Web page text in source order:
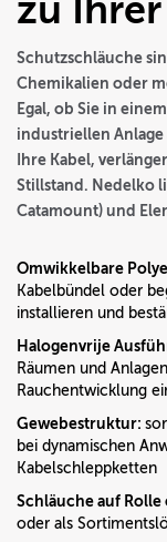
zu
Schutzschläuche
Chemikalien oder
Egal, ob Sie in
industriellen
Ihre Kabel,
Stillstand. Nedelko
Catamount) und
Omwikkelbare
Kabelbündel oder
installieren und
Halogenvrije
Räumen und
Rauchentwicklung
Gewebestruktur:
bei dynamischen
Kabelschleppketten
Schläuche auf Rolle
oder als